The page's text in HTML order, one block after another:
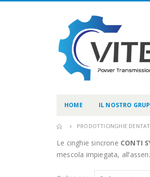
HOME IL NOSTRO
PRODOTTI CINGHIE
Le cinghie sincrone CONTI
mescola impiegata,